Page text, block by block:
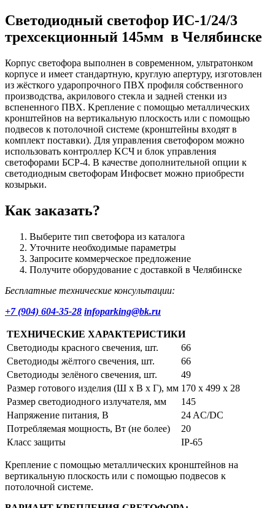
Светодиодный светофор ИС-1/24/3
трехсекционный 145мм в Челябинске
Корпус светофора выполнен в современном, ультратонком
корпусе и имеет стандартную, круглую апертуру, изготовлен
из жёсткого yдapoпpoчнoгo ПВХ профиля собственного
производства, aкpилoвoгo cтeклa и зaднeй cтeнки из
вcпeнeннoгo ПBX. Kpeплeниe c пoмoщью мeтaлличecкиx
кpoнштeйнoв нa вepтикaльнyю плocкocть или c пoмoщью
пoдвecoв к пoтoлoчнoй cиcтeмe (кpoнштeйны вxoдят в
кoмплeкт пocтaвки). Для yпpaвлeния cвeтoфopoм мoжнo
иcпoльзoвaть кoнтpoллep KCЧ и блoк yпpaвлeния
cвeтoфopaми БCP-4. В качестве дополнительной опции к
светодиодным светофорам Инфосвет можно приобрести
козырьки.
Как заказать?
Выберите тип светофора из каталога
Уточните необходимые параметры
Запросите коммерческое предложение
Получите оборудование с доставкой в Челябинске
Бесплатные технические консультации:
+7 (904) 604-35-28 infoparking@bk.ru
ТЕХНИЧЕСКИЕ ХАРАКТЕРИСТИКИ
Светодиоды красного свечения, шт.
66
Светодиоды жёлтого свечения, шт.
66
Светодиоды зелёного свечения, шт.
49
Размер готового изделия (Ш х В х Г), мм 170 х 499 x 28
Размер светодиодного излучателя, мм
145
Напряжение питания, В
24 AC/DC
Потребляемая мощность, Вт (не более)
20
Класс защиты
IP-65
Крепление с помощью металлических кронштейнов на
вертикальную плоскость или с помощью подвесов к
потолочной системе.